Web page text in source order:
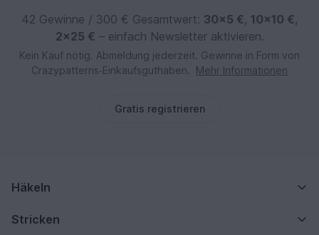
42 Gewinne / 300 € Gesamtwert: 30×5 €, 10×10 €,
2×25 € – einfach Newsletter aktivieren.
Kein Kauf nötig. Abmeldung jederzeit. Gewinne in Form von
Crazypatterns‑Einkaufsguthaben.
Mehr Informationen
Gratis registrieren
Häkeln
Stricken